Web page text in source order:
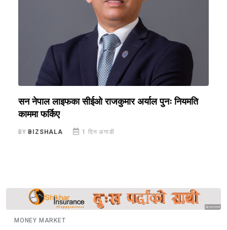
सन नेपाल लाइफका सीईओ राजकुमार अर्याल पुनः नियमति
काममा फर्किए
BY BIZSHALA 1 दिन अगाडी
Sponsored
MONEY MARKET